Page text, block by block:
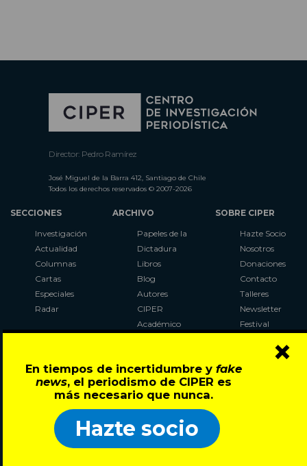
En tiempos de incertidumbre y fake
news, el periodismo de CIPER es
más necesario que nunca.
Hazte socio
×
Director: Pedro Ramírez
José Miguel de la Barra 412, Santiago de Chile
Todos los derechos reservados © 2007-2026
SECCIONES
Investigación
Actualidad
Columnas
Cartas
Especiales
Radar
ARCHIVO
Papeles de la
Dictadura
Libros
Blog
Autores
CIPER
Académico
Al Plebiscito
con CIPER
SOBRE CIPER
Hazte Socio
Nosotros
Donaciones
Contacto
Talleres
Newsletter
Festival